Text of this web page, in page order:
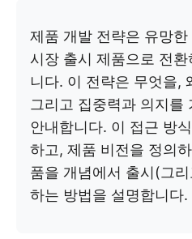
제품 개발 전략은 유망
시장 출시 제품으로 전
니다. 이 전략은 무엇을,
그리고 집중력과 의지를
안내합니다. 이 접근 방
하고, 제품 비전을 정의
품을 개념에서 출시(그
하는 방법을 설명합니다.